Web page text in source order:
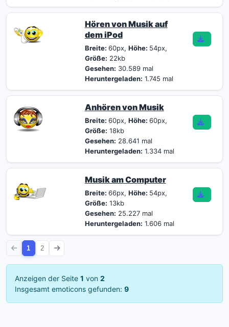
Hören von Musik auf
dem iPod
Breite: 60px, Höhe: 54px,
Größe: 22kb
Gesehen: 30.589 mal
Heruntergeladen: 1.745 mal
Anhören von Musik
Breite: 60px, Höhe: 60px,
Größe: 18kb
Gesehen: 28.641 mal
Heruntergeladen: 1.334 mal
Musik am Computer
Breite: 66px, Höhe: 54px,
Größe: 13kb
Gesehen: 25.227 mal
Heruntergeladen: 1.606 mal
1 2
Anzeigen der Seite 1 von 2
Insgesamt emoticons gefunden: 9